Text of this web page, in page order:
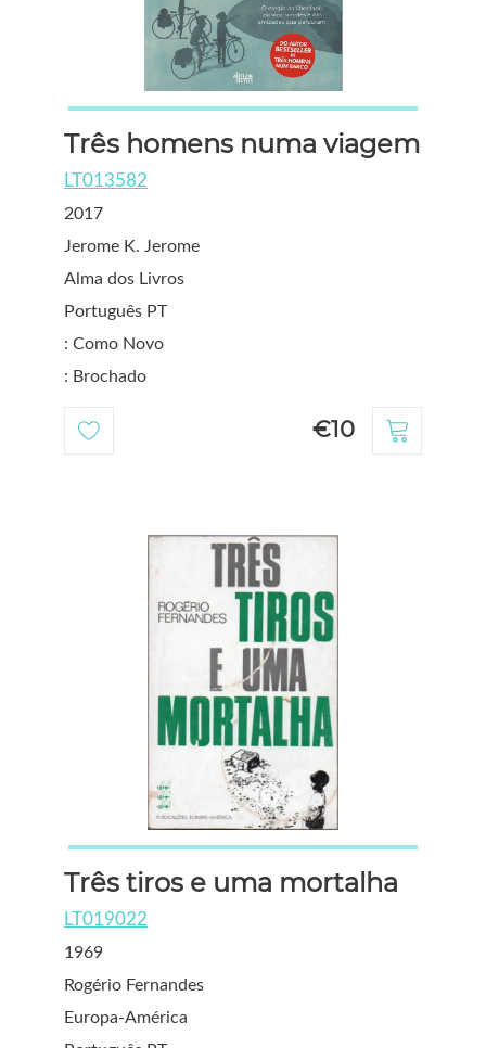
Três homens numa viagem
LT013582
2017
Jerome K. Jerome
Alma dos Livros
Português PT
: Como Novo
: Brochado
€10
Três tiros e uma mortalha
LT019022
1969
Rogério Fernandes
Europa-América